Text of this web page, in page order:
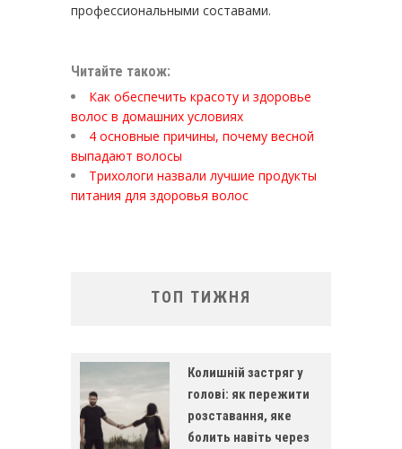
профессиональными составами.
Читайте також:
Как обеспечить красоту и здоровье
волос в домашних условиях
4 основные причины, почему весной
выпадают волосы
Трихологи назвали лучшие продукты
питания для здоровья волос
ТОП ТИЖНЯ
Колишній застряг у
голові: як пережити
розставання, яке
болить навіть через